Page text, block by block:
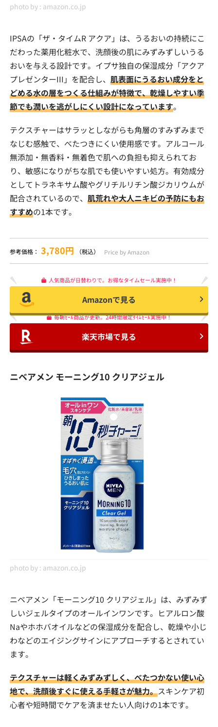
photo by : amazon.co.jp
IPSAの「ザ・タイムR アクア」は、うるおいの持続にこ
だわった薬用化粧水で、洗顔後の肌にみずみずしいうる
おいを与える設計です。イプサ独自の保湿成分「アクア
プレゼンターIII」を配合し、 肌表面にうるおい成分をと
どめる水の層をつくる仕組みが特徴で、乾燥しやすい季
節でも潤いを逃がしにくい設計になっています。
テクスチャーはサラッとしながらも角層のすみずみまで
なじむ感触で、べたつきにくい使用感です。アルコール
無添加・無香料・無着色で肌への負担も抑えられてお
り、敏感になりがちな肌でも使いやすい処方。有効成分
としてトラネキサム酸やグリチルリチン酸ジカリウムが
配合されているので、 肌荒れや大人ニキビの予防にもお
すすめの1本です。
参考価格： 3,780円 （税込） Price by Amazon
人気商品が日替わりで。お得なタイムセール実施中！
Amazonで見る
毎朝ｾｰﾙ商品が更新。24時間限定ﾀｲﾑｾｰﾙ実施中！
楽天市場で見る
ニベアメン モーニング10 クリアジェル
photo by : amazon.co.jp
ニベアメン「モーニング10 クリアジェル」は、みずみず
しいジェルタイプのオールインワンです。ヒアルロン酸
Naやホホバオイルなどの保湿成分を配合し、乾燥や小じ
わなどのエイジングサインにアプローチするとされてい
ます。
テクスチャーは軽くみずみずしく、べたつかない使い心
地で、洗顔後すぐに使える手軽さが魅力。スキンケア初
心者や短時間でケアを済ませたい人向けの1本です。